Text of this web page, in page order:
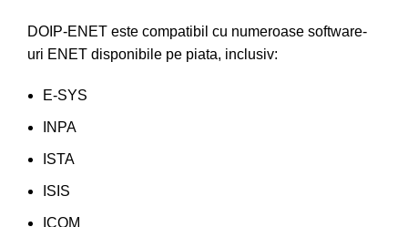
DOIP-ENET este compatibil cu numeroase software-
uri ENET disponibile pe piata, inclusiv:
E-SYS
INPA
ISTA
ISIS
ICOM